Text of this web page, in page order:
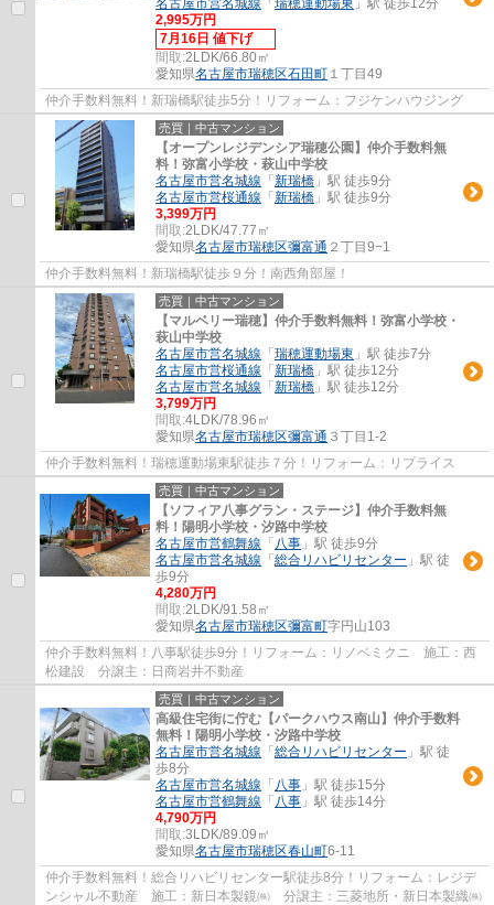
名古屋市営名城線 「 瑞穂運動場東 」駅 徒歩12分
2,995万円
7月16日 値下げ
間取:2LDK/66.80㎡
愛知県名古屋市瑞穂区石田町 １丁目49
仲介手数料無料！新瑞橋駅徒歩5分！リフォーム：フジケンハウジング
売買｜中古マンション
【オープンレジデンシア瑞穂公園】仲介手数料無
料！弥富小学校・萩山中学校
名古屋市営名城線 「 新瑞橋 」駅 徒歩9分
名古屋市営桜通線 「 新瑞橋 」駅 徒歩9分
3,399万円
間取:2LDK/47.77㎡
愛知県名古屋市瑞穂区彌富通 ２丁目9−1
仲介手数料無料！新瑞橋駅徒歩９分！南西角部屋！
売買｜中古マンション
【マルベリー瑞穂】仲介手数料無料！弥富小学校・
萩山中学校
名古屋市営名城線 「 瑞穂運動場東 」駅 徒歩7分
名古屋市営桜通線 「 新瑞橋 」駅 徒歩12分
名古屋市営名城線 「 新瑞橋 」駅 徒歩12分
3,799万円
間取:4LDK/78.96㎡
愛知県名古屋市瑞穂区彌富通 ３丁目1-2
仲介手数料無料！瑞穂運動場東駅徒歩７分！リフォーム：リプライス
売買｜中古マンション
【ソフィア八事グラン・ステージ】仲介手数料無
料！陽明小学校・汐路中学校
名古屋市営鶴舞線 「 八事 」駅 徒歩9分
名古屋市営名城線 「 総合リハビリセンター 」駅 徒
歩9分
4,280万円
間取:2LDK/91.58㎡
愛知県名古屋市瑞穂区彌富町字円山103
仲介手数料無料！八事駅徒歩9分！リフォーム：リノベミクニ 施工：西
松建設 分譲主：日商岩井不動産
売買｜中古マンション
高級住宅街に佇む【パークハウス南山】仲介手数料
無料！陽明小学校・汐路中学校
名古屋市営名城線 「 総合リハビリセンター 」駅 徒
歩8分
名古屋市営名城線 「 八事 」駅 徒歩15分
名古屋市営鶴舞線 「 八事 」駅 徒歩14分
4,790万円
間取:3LDK/89.09㎡
愛知県名古屋市瑞穂区春山町6-11
仲介手数料無料！総合リハビリセンター駅徒歩8分！リフォーム：レジデ
ンシャル不動産 施工：新日本製鏡㈱ 分譲主：三菱地所・新日本製織㈱